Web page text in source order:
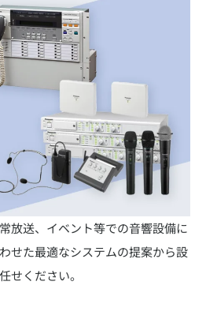
放送、イベント等での音響設備に
せた最適なシステムの提案から設
せください。